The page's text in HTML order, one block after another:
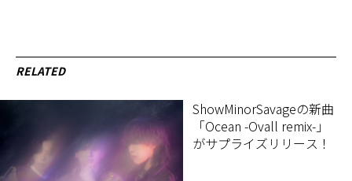
RELATED
ShowMinorSavageの新曲
「Ocean -Ovall remix-」
がサプライズリリース！